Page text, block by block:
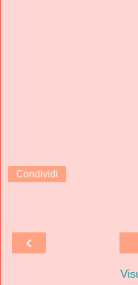
Condividi
‹